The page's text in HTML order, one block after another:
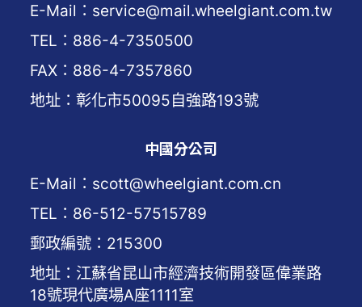
E-Mail：service@mail.wheelgiant.com.tw
TEL：886-4-7350500
FAX：886-4-7357860
地址：彰化市50095自強路193號
中國分公司
E-Mail：scott@wheelgiant.com.cn
TEL：86-512-57515789
郵政編號：215300
地址：江蘇省昆山市經濟技術開發區偉業路
18號現代廣場A座1111室